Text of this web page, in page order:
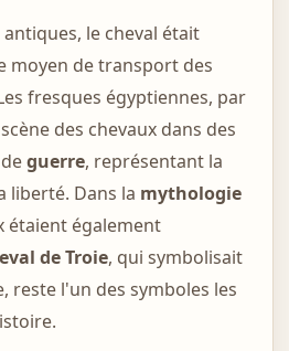
le cheval était
moyen de transport des
fresques égyptiennes, par
des chevaux dans des
guerre, représentant la
liberté. Dans la mythologie
étaient également
de Troie, qui symbolisait
reste l'un des symboles les